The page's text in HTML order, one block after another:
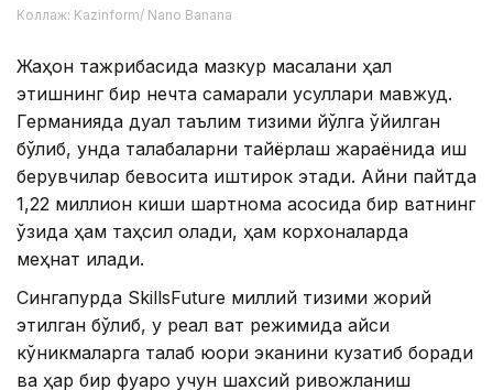
Коллаж: Kazinform/ Nano Banana
Жаҳон тажрибасида мазкур масалани ҳал
этишнинг бир нечта самарали усуллари мавжуд.
Германияда дуал таълим тизими йўлга қўйилган
бўлиб, унда талабаларни тайёрлаш жараёнида иш
берувчилар бевосита иштирок этади. Айни пайтда
1,22 миллион киши шартнома асосида бир вақтнинг
ўзида ҳам таҳсил олади, ҳам корхоналарда
меҳнат қилади.
Сингапурда SkillsFuture миллий тизими жорий
этилган бўлиб, у реал вақт режимида қайси
кўникмаларга талаб юқори эканини кузатиб боради
ва ҳар бир фуқаро учун шахсий ривожланиш